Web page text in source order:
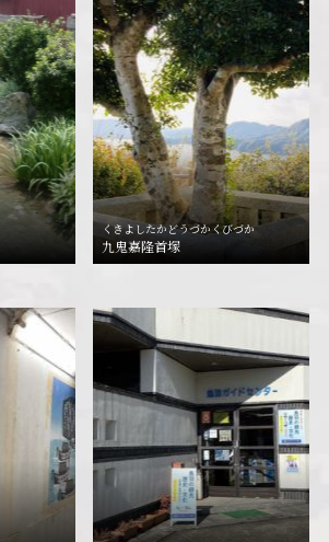
くきよしたかどうづかくびづか
九鬼嘉隆首塚